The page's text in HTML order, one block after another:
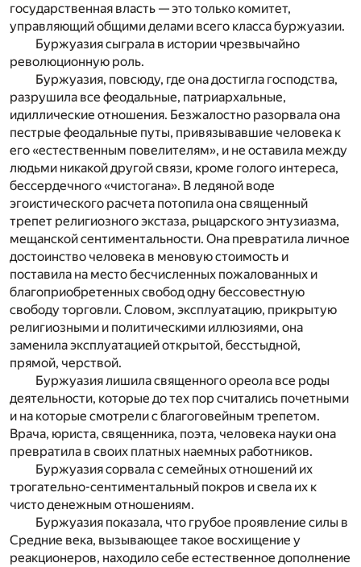
государственная власть — это только комитет,
управляющий общими делами всего класса буржуазии.
Буржуазия сыграла в истории чрезвычайно
революционную роль.
Буржуазия, повсюду, где она достигла господства,
разрушила все феодальные, патриархальные,
идиллические отношения. Безжалостно разорвала она
пестрые феодальные путы, привязывавшие человека к
его «естественным повелителям», и не оставила между
людьми никакой другой связи, кроме голого интереса,
бессердечного «чистогана». В ледяной воде
эгоистического расчета потопила она священный
трепет религиозного экстаза, рыцарского энтузиазма,
мещанской сентиментальности. Она превратила личное
достоинство человека в меновую стоимость и
поставила на место бесчисленных пожалованных и
благоприобретенных свобод одну бессовестную
свободу торговли. Словом, эксплуатацию, прикрытую
религиозными и политическими иллюзиями, она
заменила эксплуатацией открытой, бесстыдной,
прямой, черствой.
Буржуазия лишила священного ореола все роды
деятельности, которые до тех пор считались почетными
и на которые смотрели с благоговейным трепетом.
Врача, юриста, священника, поэта, человека науки она
превратила в своих платных наемных работников.
Буржуазия сорвала с семейных отношений их
трогательно-сентиментальный покров и свела их к
чисто денежным отношениям.
Буржуазия показала, что грубое проявление силы в
Средние века, вызывающее такое восхищение у
реакционеров, находило себе естественное дополнение